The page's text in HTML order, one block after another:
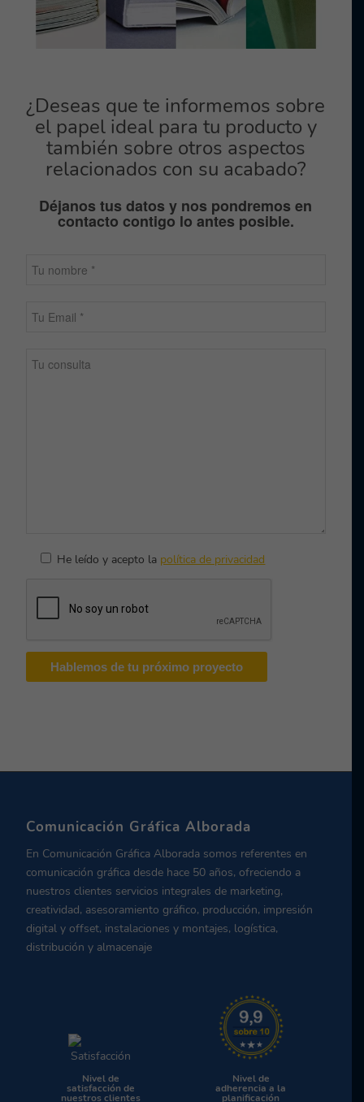
¿Deseas que te informemos sobre
el papel ideal para tu producto y
también sobre otros aspectos
relacionados con su acabado?
Déjanos tus datos y nos pondremos en
contacto contigo lo antes posible.
He leído y acepto la política de privacidad
Comunicación Gráfica Alborada
En Comunicación Gráfica Alborada somos referentes en
comunicación gráfica desde hace 50 años, ofreciendo a
nuestros clientes servicios integrales de marketing,
creatividad, asesoramiento gráfico, producción, impresión
digital y offset, instalaciones y montajes, logística,
distribución y almacenaje
Nivel de
satisfacción de
nuestros clientes
Nivel de
adherencia a la
planificación